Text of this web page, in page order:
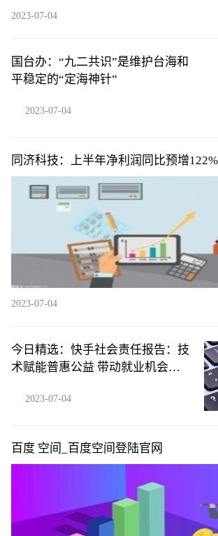
2023-07-04
国台办：“九二共识”是维护台海和
平稳定的“定海神针”
2023-07-04
同济科技：上半年净利润同比预增
2023-07-04
今日精选：快手社会责任报告：技
术赋能普惠公益 带动就业机会超
2023-07-04
百度 空间_百度空间登陆官网